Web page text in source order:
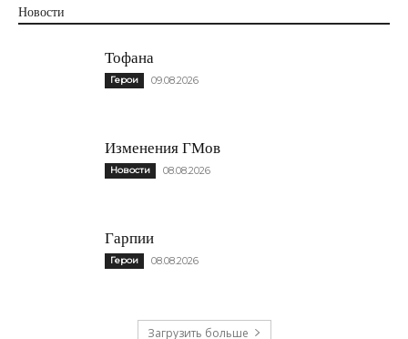
Новости
Тофана
Герои 09.08.2026
Изменения ГМов
Новости 08.08.2026
Гарпии
Герои 08.08.2026
Загрузить больше